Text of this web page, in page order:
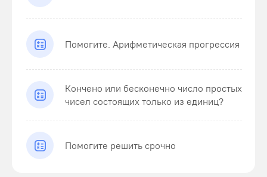
Помогите. Арифметическая прогрессия
Кончено или бесконечно число простых
чисел состоящих только из единиц?
Помогите решить срочно